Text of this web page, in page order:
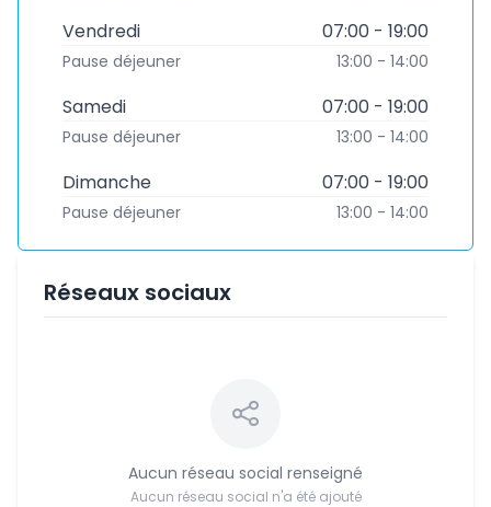
Vendredi 07:00 - 19:00
Pause déjeuner 13:00 - 14:00
Samedi 07:00 - 19:00
Pause déjeuner 13:00 - 14:00
Dimanche 07:00 - 19:00
Pause déjeuner 13:00 - 14:00
Réseaux sociaux
Aucun réseau social renseigné
Aucun réseau social n'a été ajouté